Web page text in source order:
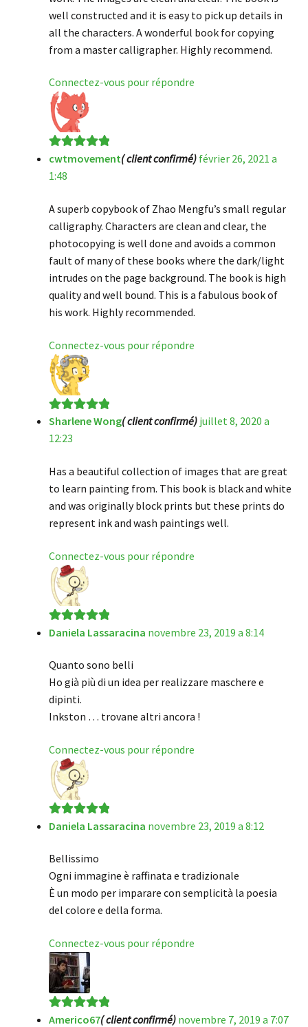
well constructed and it is easy to pick up details in
all the characters. A wonderful book for copying
from a master calligrapher. Highly recommend.
Connectez-vous pour répondre
Note5sur 5
cwtmovement( client confirmé) février 26, 2021 a
1:48
A superb copybook of Zhao Mengfu’s small regular
calligraphy. Characters are clean and clear, the
photocopying is well done and avoids a common
fault of many of these books where the dark/light
intrudes on the page background. The book is high
quality and well bound. This is a fabulous book of
his work. Highly recommended.
Connectez-vous pour répondre
Note5sur 5
Sharlene Wong( client confirmé) juillet 8, 2020 a
12:23
Has a beautiful collection of images that are great
to learn painting from. This book is black and white
and was originally block prints but these prints do
represent ink and wash paintings well.
Connectez-vous pour répondre
Note5sur 5
Daniela Lassaracina novembre 23, 2019 a 8:14
Quanto sono belli
Ho già più di un idea per realizzare maschere e
dipinti.
Inkston … trovane altri ancora !
Connectez-vous pour répondre
Note5sur 5
Daniela Lassaracina novembre 23, 2019 a 8:12
Bellissimo
Ogni immagine è raffinata e tradizionale
È un modo per imparare con semplicità la poesia
del colore e della forma.
Connectez-vous pour répondre
Note5sur 5
Americo67( client confirmé) novembre 7, 2019 a 7:07